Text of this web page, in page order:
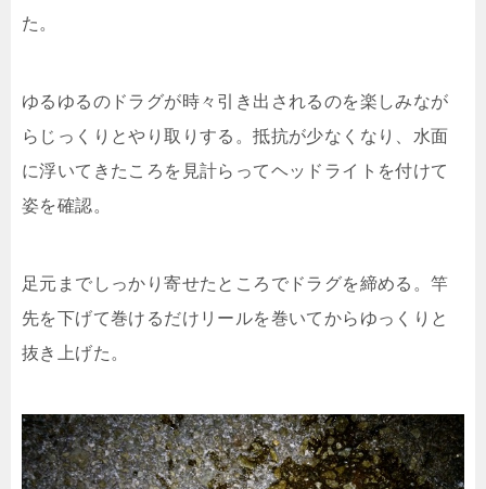
た。
ゆるゆるのドラグが時々引き出されるのを楽しみなが
らじっくりとやり取りする。抵抗が少なくなり、水面
に浮いてきたころを見計らってヘッドライトを付けて
姿を確認。
足元までしっかり寄せたところでドラグを締める。竿
先を下げて巻けるだけリールを巻いてからゆっくりと
抜き上げた。